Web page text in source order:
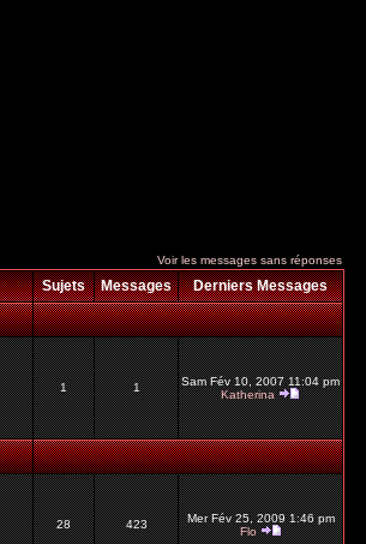
Voir les messages sans réponses
Sujets Messages
Derniers Messages
1 1
Sam Fév 10, 2007 11:04 pm
Katherina
28 423
Mer Fév 25, 2009 1:46 pm
Flo